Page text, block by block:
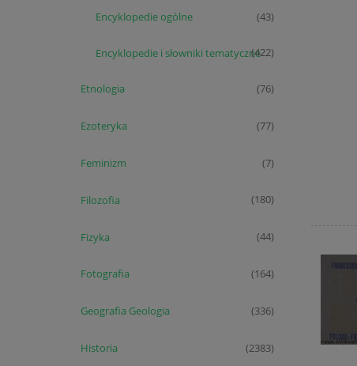
Encyklopedie ogólne (43)
Encyklopedie i słowniki tematyczne(422)
Etnologia (76)
Ezoteryka (77)
Feminizm (7)
Filozofia (180)
Fizyka (44)
Fotografia (164)
Geografia Geologia (336)
Historia (2383)